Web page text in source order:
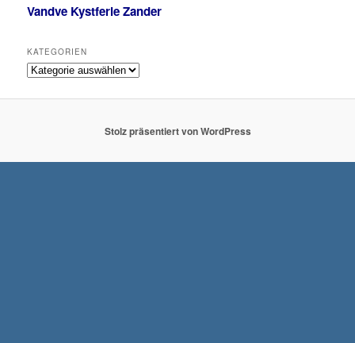
Vandve KystferieZander
KATEGORIEN
K
t
r
Stolz präsentiert von WordPress